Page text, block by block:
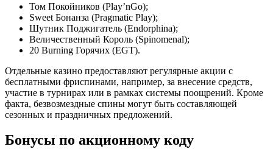
Том Покойников (Play’nGo);
Sweet Бонанза (Pragmatic Play);
Шутник Поджигатель (Endorphina);
Величественный Король (Spinomenal);
20 Burning Горячих (EGT).
Отдельные казино предоставляют регулярные акции с
бесплатными фриспинами, например, за внесение средств,
участие в турнирах или в рамках системы поощрений. Кроме
факта, безвозмездные спины могут быть составляющей
сезонных и праздничных предложений.
Бонусы по акционному коду